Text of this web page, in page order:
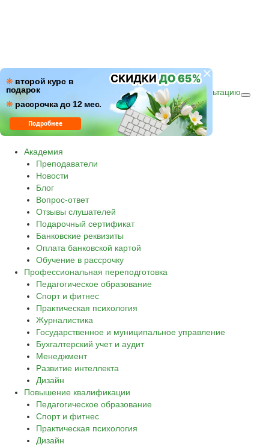
❋ второй курс в
подарок
❋ рассрочка до 12 мес.
Подробнее 8 800 500-30-45
ПН–ПТ: c 09:00 до 18:00
СБ–ВС: с 10:00 до 16:00 по (МСК)
Звонок по России бесплатный.
Получить консультацию
Академия
Преподаватели
Новости
Блог
Вопрос-ответ
Отзывы слушателей
Подарочный сертификат
Банковские реквизиты
Оплата банковской картой
Обучение в рассрочку
Профессиональная переподготовка
Педагогическое образование
Спорт и фитнес
Практическая психология
Журналистика
Государственное и муниципальное управление
Бухгалтерский учет и аудит
Менеджмент
Развитие интеллекта
Дизайн
Повышение квалификации
Педагогическое образование
Спорт и фитнес
Практическая психология
Дизайн